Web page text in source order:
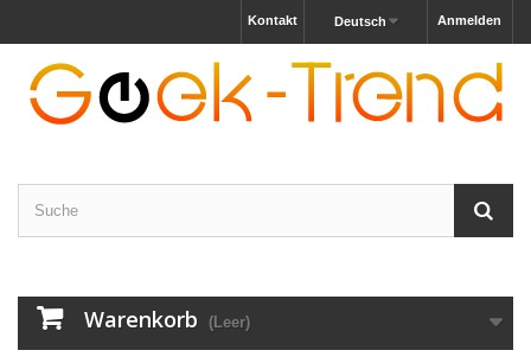
Anmelden
Deutsch
Kontakt
Warenkorb (Leer)